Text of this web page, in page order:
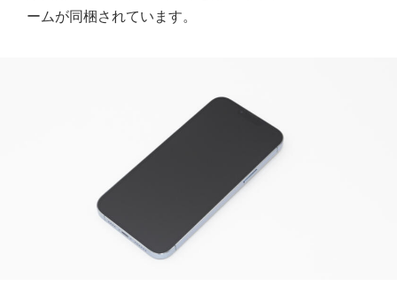
ームが同梱されています。